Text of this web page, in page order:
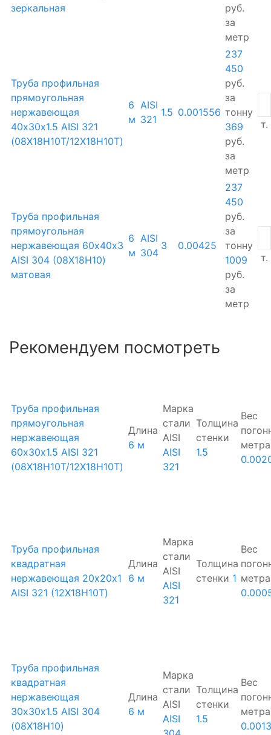
зеркальная
руб.
за
метр
Труба профильная
прямоугольная
нержавеющая
40х30х1.5 AISI 321
(08Х18Н10Т/12Х18Н10Т)
6
м
AISI
321
1.5 0.001556
237
450
руб.
за
тонну
369
руб.
за
метр
т.
Труба профильная
прямоугольная
нержавеющая 60х40х3
AISI 304 (08Х18Н10)
матовая
6
м
AISI
304
3 0.00425
237
450
руб.
за
тонну
1009
руб.
за
метр
т.
Рекомендуем посмотреть
Труба профильная
прямоугольная
нержавеющая
60х30х1.5 AISI 321
(08Х18Н10Т/12Х18Н10Т)
Длина
6 м
Марка
стали
AISI
AISI
321
Толщина
стенки
1.5
Вес
метра
Труба профильная
квадратная
нержавеющая 20х20х1
AISI 321 (12Х18Н10Т)
Длина
6 м
Марка
стали
AISI
AISI
321
Толщина
стенки 1
Вес
метра
Труба профильная
квадратная
нержавеющая
30х30х1.5 AISI 304
(08Х18Н10)
Длина
6 м
Марка
стали
AISI
AISI
Толщина
стенки
1.5
Вес
метра